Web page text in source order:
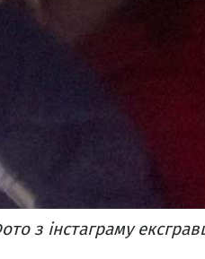
з інстаграму